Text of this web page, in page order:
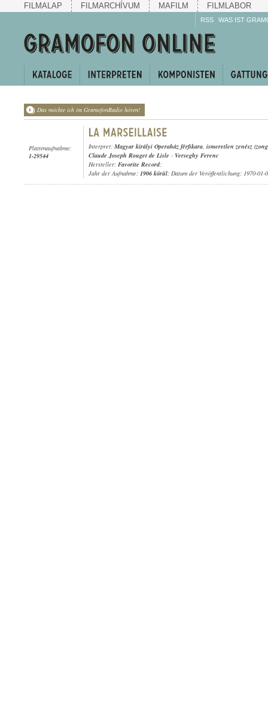
FILMALAP FILMARCHÍVUM MAFILM FILMLABOR
RSS WAS IST
Das möchte ich im GramofonRadio hören!
Plattenaufnahme:
1-29544
Interpret: Magyar királyi Operaház férfikara, ismeretlen zenész
Claude Joseph Rouget de Lisle - Verseghy Ferenc
Hersteller: Favorite Record;
Jahr der Aufnahme: 1906 körül; Datum der Veröffentlichung: 1970-01-